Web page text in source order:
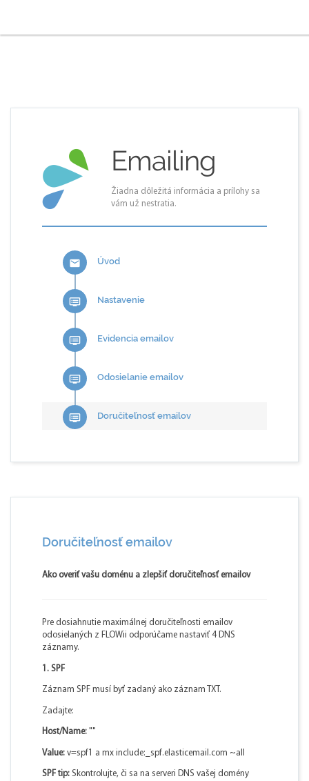
Emailing
Žiadna dôležitá informácia a prílohy sa
vám už nestratia.
email Úvod
dvr Nastavenie
dvr Evidencia emailov
dvr Odosielanie emailov
dvr Doručiteľnosť emailov
Doručiteľnosť emailov
Ako overiť vašu doménu a zlepšiť doručiteľnosť emailov
Pre dosiahnutie maximálnej doručiteľnosti emailov
odosielaných z FLOWii odporúčame nastaviť 4 DNS
záznamy.
1. SPF
Záznam SPF musí byť zadaný ako záznam TXT.
Zadajte:
Host/Name: ""
Value: v=spf1 a mx include:_spf.elasticemail.com ~all
SPF tip: Skontrolujte, či sa na serveri DNS vašej domény